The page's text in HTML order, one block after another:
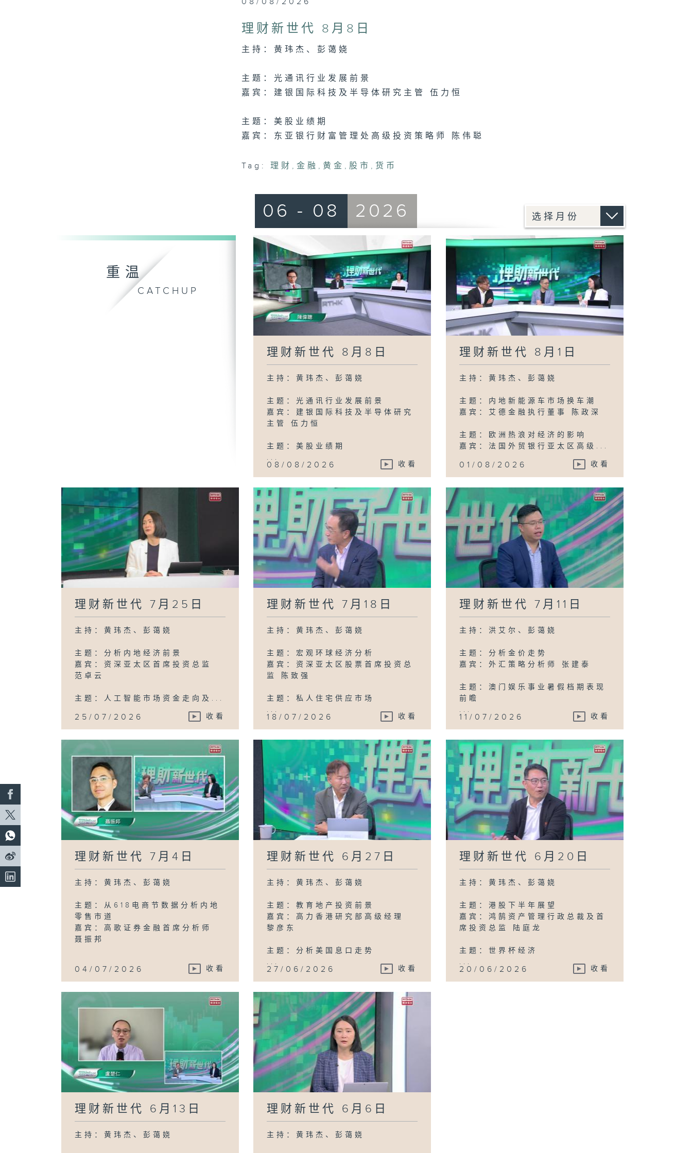
seconds
45
minutes,
secondsVolume
90%
理财新世代 8月8日
主持：黄玮杰、彭蔼娆
主题：光通讯行业发展前景
嘉宾：建银国际科技及半导体研究主管 伍力恒
主题：美股业绩期
嘉宾：东亚银行财富管理处高级投资策略师 陈伟聪
Tag: 理财 , 金融 , 黄金 , 股市 , 货币
重温
CATCHUP
06 - 08 2026
理财新世代 8月8日
主持：黄玮杰、彭蔼娆
主题：光通讯行业发展前景
嘉宾：建银国际科技及半导体研究
主管 伍力恒
主题：美股业绩期
...
08/08/2026 收看
理财新世代 8月1日
主持：黄玮杰、彭蔼娆
主题：内地新能源车市场换车潮
嘉宾：艾德金融执行董事 陈政深
主题：欧洲热浪对经济的影响
嘉宾：法国外贸银行亚太区高级...
01/08/2026 收看
理财新世代 7月25日
主持：黄玮杰、彭蔼娆
主题：分析内地经济前景
嘉宾：资深亚太区首席投资总监
范卓云
主题：人工智能市场资金走向及...
25/07/2026 收看
理财新世代 7月18日
主持：黄玮杰、彭蔼娆
主题：宏观环球经济分析
嘉宾：资深亚太区股票首席投资总
监 陈致强
主题：私人住宅供应市场
...
18/07/2026 收看
理财新世代 7月11日
主持：洪艾尔、彭蔼娆
主题：分析金价走势
嘉宾：外汇策略分析师 张建泰
主题：澳门娱乐事业暑假档期表现
前瞻
...
11/07/2026 收看
理财新世代 7月4日
主持：黄玮杰、彭蔼娆
主题：从618电商节数据分析内地
零售市道
嘉宾：高歌证券金融首席分析师
聂振邦
04/07/2026 收看
理财新世代 6月27日
主持：黄玮杰、彭蔼娆
主题：教育地产投资前景
嘉宾：高力香港研究部高级经理
黎彦东
主题：分析美国息口走势
...
27/06/2026 收看
理财新世代 6月20日
主持：黄玮杰、彭蔼娆
主题：港股下半年展望
嘉宾：鸿鹄资产管理行政总裁及首
席投资总监 陆庭龙
主题：世界杯经济
...
20/06/2026 收看
理财新世代 6月13日
主持：黄玮杰、彭蔼娆
理财新世代 6月6日
主持：黄玮杰、彭蔼娆